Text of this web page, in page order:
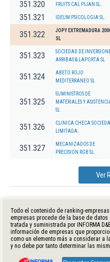
351.320 FRUITS CAL PIJAN SL.
351.321 IDEUM PSICOLOGIA SL.
351.322
JOPY EXTREMADURA
SL
351.323
SOCIEDAD DE
ARRIBAS & LAPORTA SL
351.324
ABETO ROJO
MEDITERRANEO SL
351.325
SUMINISTROS DE
MATERIALES Y
SL
351.326
CLINICA CHECA
LIMITADA.
351.327
MECANIZADOS DE
PRECISION RGB SL.
Ver
Todo el contenido de ranking-
empresas procede de la base de datos
tratada y suministrada por INFORMA
información de empresas que
como un elemento más a considerar a
y no debe por tanto determinar las